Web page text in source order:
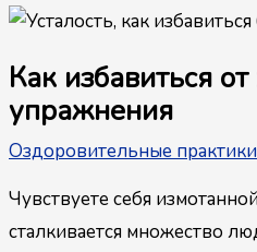
Как избавиться
упражнения
Оздоровительные практики
Чувствуете себя
сталкивается множество